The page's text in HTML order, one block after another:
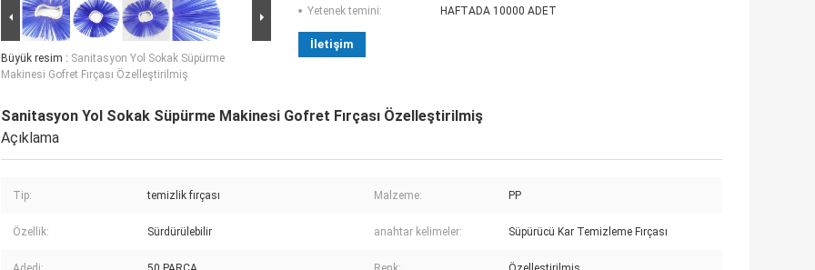
Büyük resim : Sanitasyon Yol Sokak Süpürme
Makinesi Gofret Fırçası Özelleştirilmiş
Yetenek temini:
HAFTADA 10000 ADET
İletişim
Sanitasyon Yol Sokak Süpürme Makinesi Gofret Fırçası Özelleştirilmiş
Açıklama
Tip: temizlik fırçası Malzeme: PP
Özellik: Sürdürülebilir anahtar kelimeler: Süpürücü Kar Temizleme Fırçası